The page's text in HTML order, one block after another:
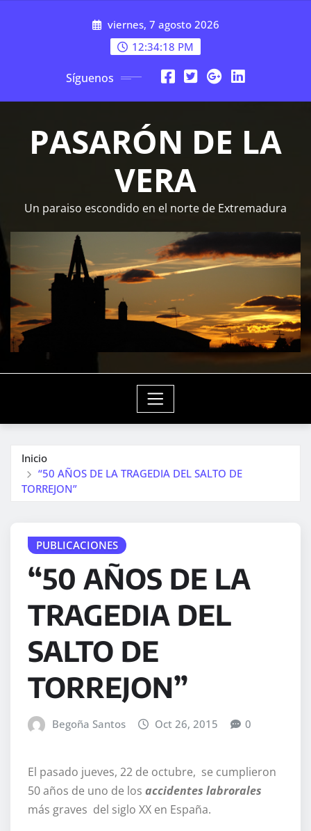
viernes, 7 agosto 2026
12:34:19 PM
Síguenos
PASARÓN DE LA
VERA
Un paraiso escondido en el norte de Extremadura
Inicio
“50 AÑOS DE LA TRAGEDIA DEL SALTO DE
TORREJON”
PUBLICACIONES
“50 AÑOS DE LA
TRAGEDIA DEL
SALTO DE
TORREJON”
Begoña Santos Oct 26, 2015 0
El pasado jueves, 22 de octubre, se cumplieron
50 años de uno de los accidentes labrorales
más graves del siglo XX en España.